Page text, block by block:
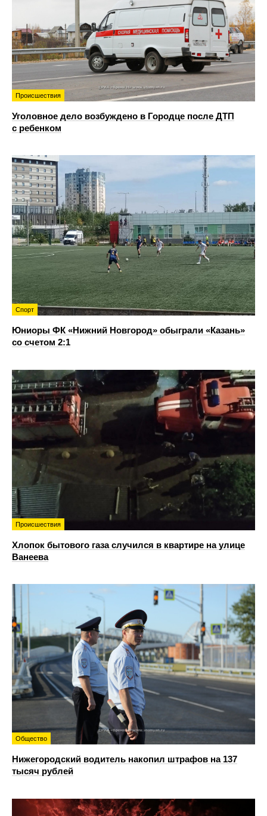
Происшествия
Уголовное дело возбуждено в Городце после ДТП
с ребенком
Спорт
Юниоры ФК «Нижний Новгород» обыграли «Казань»
со счетом 2:1
Происшествия
Хлопок бытового газа случился в квартире на улице
Ванеева
Общество
Нижегородский водитель накопил штрафов на 137
тысяч рублей